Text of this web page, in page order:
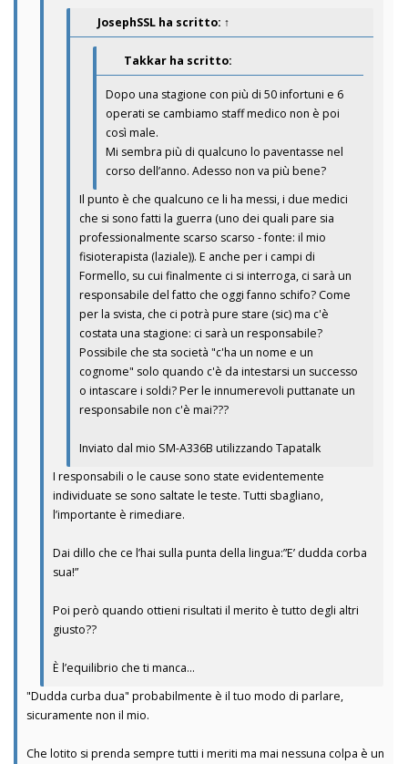
JosephSSL ha scritto: ↑
Takkar ha scritto:
Dopo una stagione con più di 50 infortuni e 6
operati se cambiamo staff medico non è poi
così male.
Mi sembra più di qualcuno lo paventasse nel
corso dell’anno. Adesso non va più bene?
Il punto è che qualcuno ce li ha messi, i due medici
che si sono fatti la guerra (uno dei quali pare sia
professionalmente scarso scarso - fonte: il mio
fisioterapista (laziale)). E anche per i campi di
Formello, su cui finalmente ci si interroga, ci sarà un
responsabile del fatto che oggi fanno schifo? Come
per la svista, che ci potrà pure stare (sic) ma c'è
costata una stagione: ci sarà un responsabile?
Possibile che sta società "c'ha un nome e un
cognome" solo quando c'è da intestarsi un successo
o intascare i soldi? Per le innumerevoli puttanate un
responsabile non c'è mai???
Inviato dal mio SM-A336B utilizzando Tapatalk
I responsabili o le cause sono state evidentemente
individuate se sono saltate le teste. Tutti sbagliano,
l’importante è rimediare.
Dai dillo che ce l’hai sulla punta della lingua:”E’ dudda corba
sua!”
Poi però quando ottieni risultati il merito è tutto degli altri
giusto??
È l’equilibrio che ti manca…
"Dudda curba dua" probabilmente è il tuo modo di parlare,
sicuramente non il mio.
Che lotito si prenda sempre tutti i meriti ma mai nessuna colpa è un